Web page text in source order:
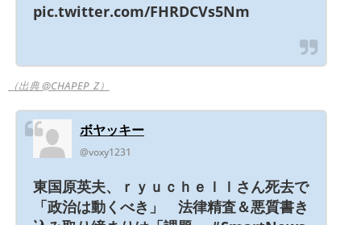
pic.twitter.com/FHRDCVs5Nm
（出典 @CHAPEP_Z）
ボヤッキー
@voxy1231
東国原英夫、ｒｙｕｃｈｅｌｌさん死去で
「政治は動くべき」 法律精査＆悪質書き